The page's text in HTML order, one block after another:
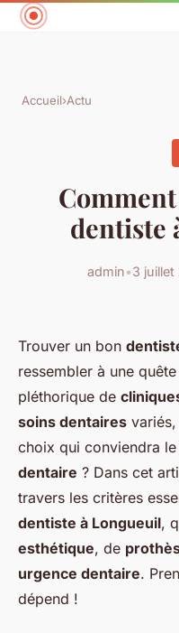
Accueil›Actu
dentiste
admin•3 juillet
Trouver un bon
ressembler à une
pléthorique de
soins dentaires
choix qui conviendra
dentaire ? Dans cet
travers les critères
dentiste à Longueuil,
esthétique, de
urgence dentaire.
dépend !